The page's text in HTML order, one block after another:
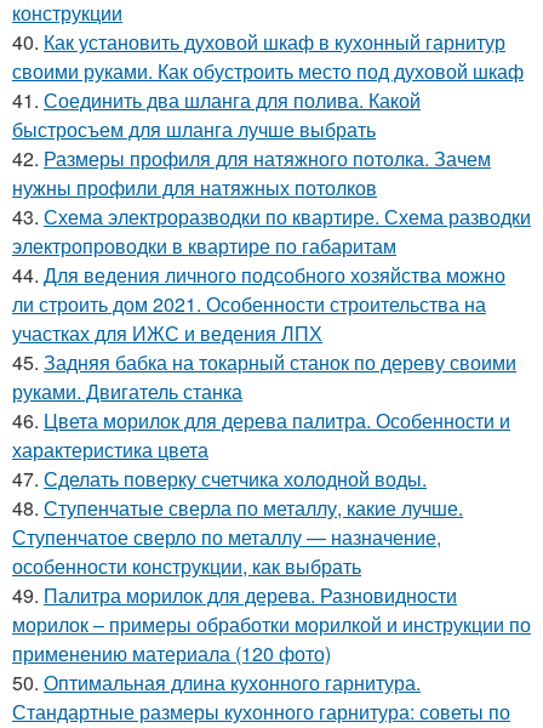
конструкции
40. Как установить духовой шкаф в кухонный гарнитур
своими руками. Как обустроить место под духовой шкаф
41. Соединить два шланга для полива. Какой
быстросъем для шланга лучше выбрать
42. Размеры профиля для натяжного потолка. Зачем
нужны профили для натяжных потолков
43. Схема электроразводки по квартире. Схема разводки
электропроводки в квартире по габаритам
44. Для ведения личного подсобного хозяйства можно
ли строить дом 2021. Особенности строительства на
участках для ИЖС и ведения ЛПХ
45. Задняя бабка на токарный станок по дереву своими
руками. Двигатель станка
46. Цвета морилок для дерева палитра. Особенности и
характеристика цвета
47. Сделать поверку счетчика холодной воды.
48. Ступенчатые сверла по металлу, какие лучше.
Ступенчатое сверло по металлу — назначение,
особенности конструкции, как выбрать
49. Палитра морилок для дерева. Разновидности
морилок – примеры обработки морилкой и инструкции по
применению материала (120 фото)
50. Оптимальная длина кухонного гарнитура.
Стандартные размеры кухонного гарнитура: советы по